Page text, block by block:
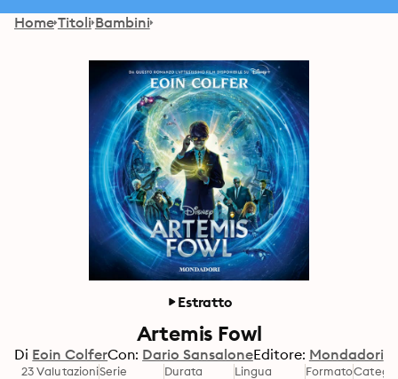
Home Titoli Bambini
Estratto
Artemis Fowl
Di Eoin ColferCon: Dario SansaloneEditore: Mondadori
23 ValutazioniSerie Durata Lingua Formato